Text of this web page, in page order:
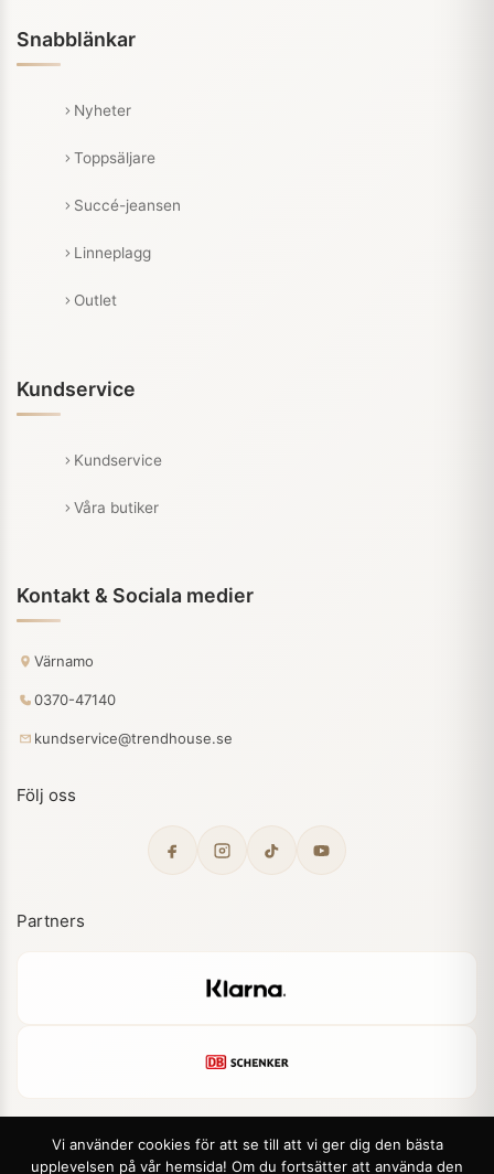
Snabblänkar
Nyheter
Toppsäljare
Succé-jeansen
Linneplagg
Outlet
Kundservice
Kundservice
Våra butiker
Kontakt & Sociala medier
Värnamo
0370-47140
kundservice@trendhouse.se
Följ oss
Partners
Vi använder cookies för att se till att vi ger dig den bästa
upplevelsen på vår hemsida! Om du fortsätter att använda den